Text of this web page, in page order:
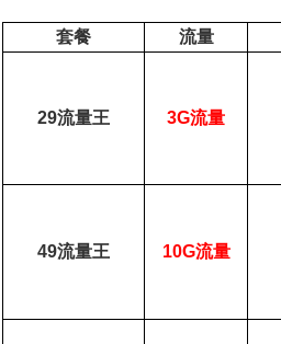
套餐 流量
29流量王 3G流量
49流量王 10G流量